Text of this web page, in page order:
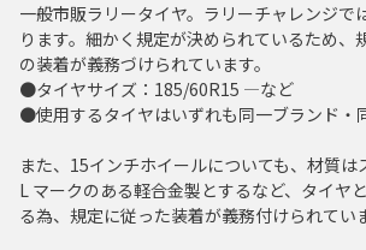
一般市販ラリータイヤ。ラリーチャレンジで
ります。細かく規定が決められているため、
の装着が義務づけられています。
●タイヤサイズ：185/60R15 ―など
●使用するタイヤはいずれも同一ブランド・
また、15インチホイールについても、材質は
L マークのある軽合金製とするなど、タイヤ
る為、規定に従った装着が義務付けられてい